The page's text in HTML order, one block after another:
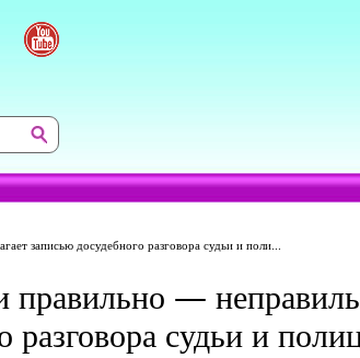
записью досудебного разговора судьи и поли...
правильно —
разговора судьи и